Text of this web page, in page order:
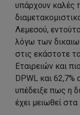
υπάρχουν καλές
Λεμεσού,
λόγω των
στις εκάστοτε
Εταιρειών και
DPWL και
υπέδειξε πως η
έχει μειωθεί